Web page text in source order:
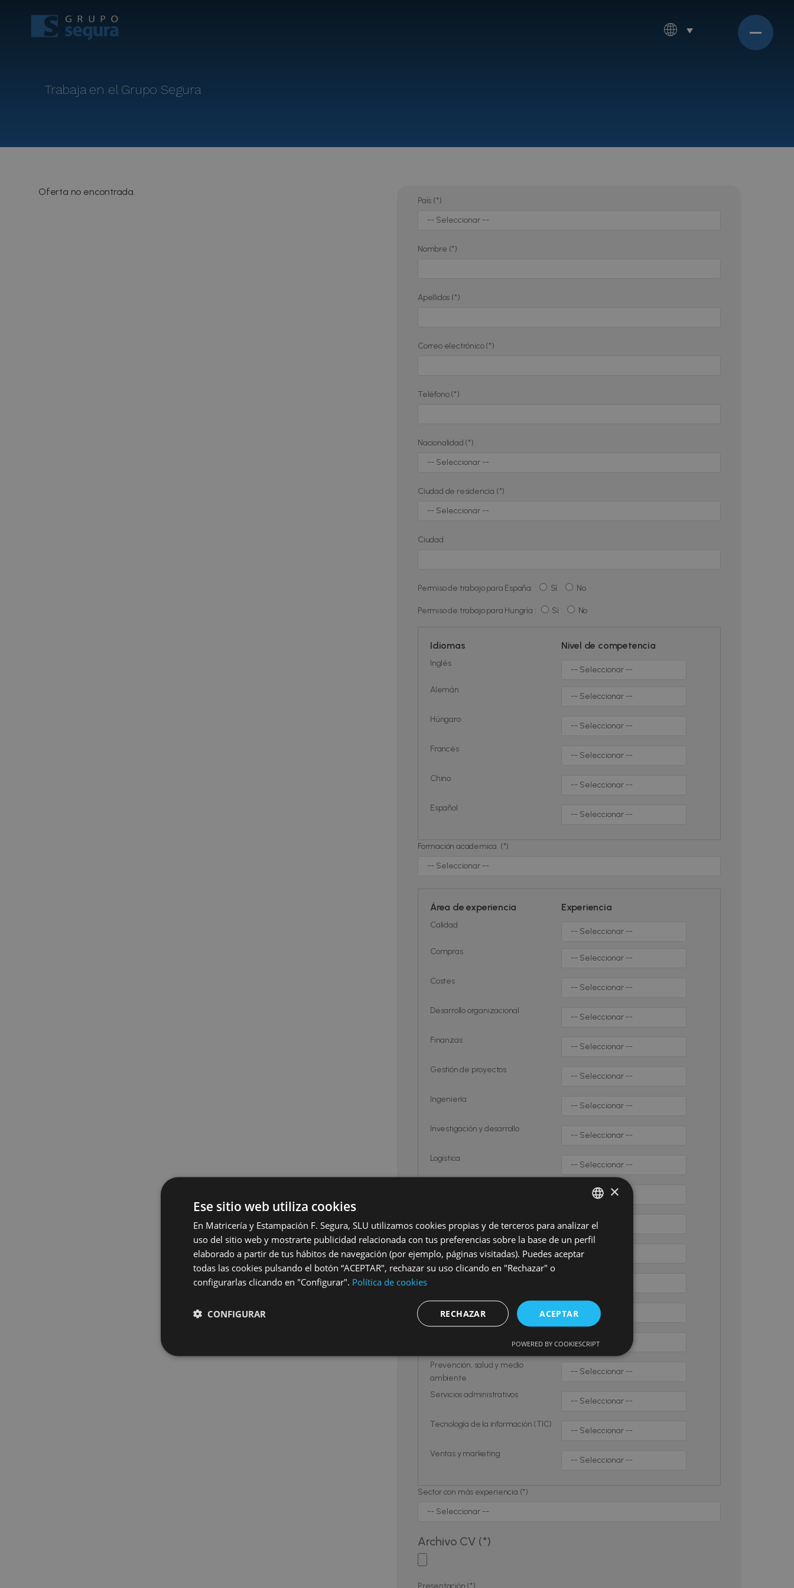
Trabaja en el Grupo Segura
Oferta no encontrada.
País (*)
Nombre (*)
Apellidos (*)
Correo electrónico (*)
Teléfono (*)
Nacionalidad (*)
Ciudad de residencia (*)
Ciudad
Permiso de trabajo para España: Sí No
Permiso de trabajo para Hungría : Sí No
Idiomas Nivel de competencia
Inglés
Alemán
Húngaro
Francés
Chino
Español
Formación academica (*)
Área de experiencia Experiencia
Calidad
Compras
Costes
Desarrollo organizacional
Finanzas
Gestión de proyectos
Ingeniería
Investigación y desarrollo
Logística
Soldadura
Operaciones/Producción
Prevención, salud y medio
ambiente
Servicios administrativos
Tecnología de la información (TIC)
Ventas y marketing
Sector con más experiencia (*)
Archivo CV (*)
Presentación (*)
SPANISH
ENGLISH
×
Ese sitio web utiliza cookies
En Matricería y Estampación F. Segura, SLU utilizamos cookies propias y de terceros para analizar el
uso del sitio web y mostrarte publicidad relacionada con tus preferencias sobre la base de un perfil
elaborado a partir de tus hábitos de navegación (por ejemplo, páginas visitadas). Puedes aceptar
todas las cookies pulsando el botón “ACEPTAR", rechazar su uso clicando en "Rechazar" o
configurarlas clicando en "Configurar". Política de cookies
ACEPTAR
RECHAZAR
CONFIGURAR
POWERED BY COOKIESCRIPT